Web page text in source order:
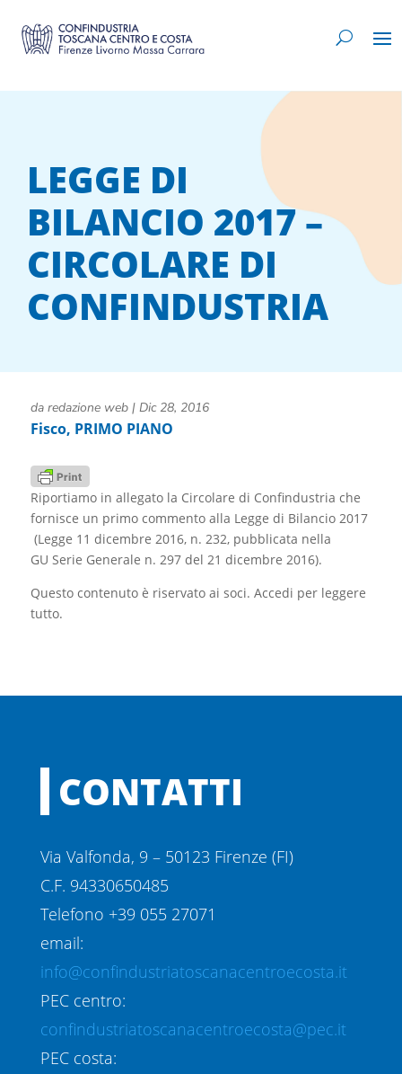
LEGGE DI
BILANCIO 2017 –
CIRCOLARE DI
CONFINDUSTRIA
da redazione web| Dic 28, 2016
Fisco, PRIMO PIANO
Riportiamo in allegato la Circolare di Confindustria che
fornisce un primo commento alla Legge di Bilancio 2017
(Legge 11 dicembre 2016, n. 232, pubblicata nella
GU Serie Generale n. 297 del 21 dicembre 2016).
Questo contenuto è riservato ai soci. Accedi per leggere
tutto.
CONTATTI
Via Valfonda, 9 – 50123 Firenze (FI)
C.F. 94330650485
Telefono +39 055 27071
email:
info@confindustriatoscanacentroecosta.it
PEC centro:
confindustriatoscanacentroecosta@pec.it
PEC costa: